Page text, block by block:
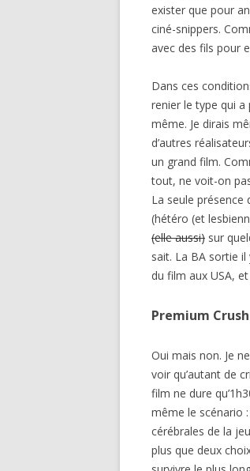
exister que pour
ciné-snippers.
avec des fils pour
Dans ces
renier le type qui a
même. Je dirais
d’autres
un grand film.
tout, ne voit-on
La seule présence
(hétéro (et
(elle aussi) sur
sait. La BA sortie
du film aux USA,
Premium Crush
Oui mais non. Je
voir qu’autant de
film ne dure
même le scénario
cérébrales de la
plus que deux